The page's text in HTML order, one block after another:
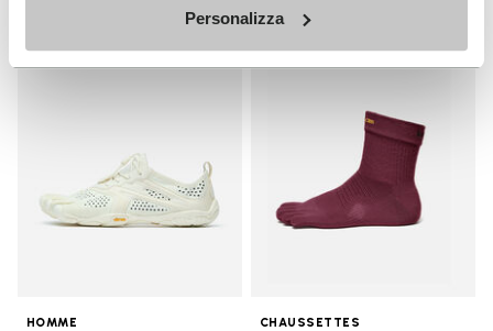
Personalizza
Add to wishlist V-Run
HOMME
Add
CHAUSSETTES